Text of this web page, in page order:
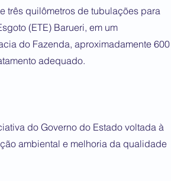
três quilômetros de tubulações para
(ETE) Barueri, em um
do Fazenda, aproximadamente 600
adequado.
do Governo do Estado voltada à
ambiental e melhoria da qualidade